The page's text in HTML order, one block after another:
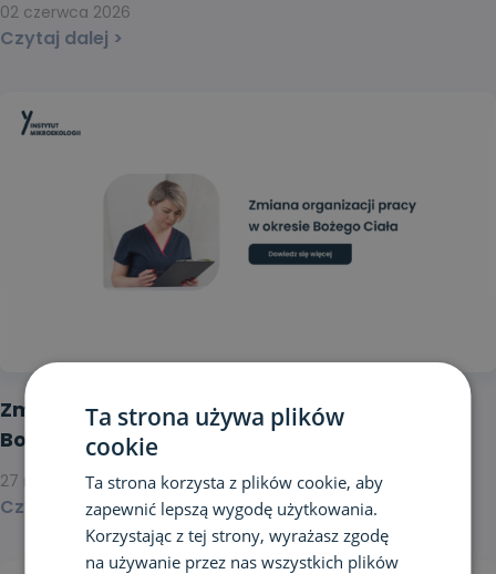
Czytaj dalej >
02 czerwca 2026
Zmiana funkcjonowania Instytutu w okresie
Bożego Ciała
Czytaj dalej >
27 maja 2026
Ta strona używa plików
cookie
Ta strona korzysta z plików cookie, aby
zapewnić lepszą wygodę użytkowania.
Korzystając z tej strony, wyrażasz zgodę
na używanie przez nas wszystkich plików